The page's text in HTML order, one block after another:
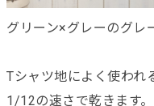
グリーン×グレーのグレ
Tシャツ地によく使われ
1/12の速さで乾きます